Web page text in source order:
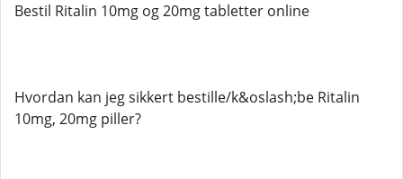
Bestil Ritalin 10mg og 20mg tabletter online
Hvordan kan jeg sikkert bestille/k&oslash;be Ritalin
10mg, 20mg piller?